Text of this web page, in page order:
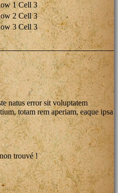
1 Cell 3
2 Cell 3
3 Cell 3
natus error sit voluptatem
totam rem aperiam, eaque ipsa
trouvé !